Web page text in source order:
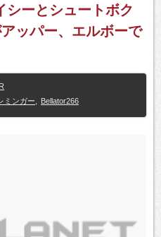
シーとシュートボク
ッパー、エルボーで
ミンガー Bellator266